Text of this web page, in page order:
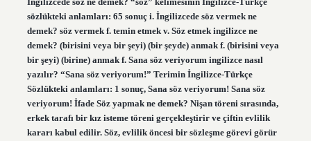
İngilizcede söz ne demek? “söz” kelimesinin İngilizce-Türkçe
sözlükteki anlamları: 65 sonuç i. İngilizcede söz vermek ne
demek? söz vermek f. temin etmek v. Söz etmek ingilizce ne
demek? (birisini veya bir şeyi) (bir şeyde) anmak f. (birisini veya
bir şeyi) (birine) anmak f. Sana söz veriyorum ingilizce nasıl
yazılır? “Sana söz veriyorum!” Terimin İngilizce-Türkçe
Sözlükteki anlamları: 1 sonuç, Sana söz veriyorum! Sana söz
veriyorum! İfade Söz yapmak ne demek? Nişan töreni sırasında,
erkek tarafı bir kız isteme töreni gerçekleştirir ve çiftin evlilik
kararı kabul edilir. Söz, evlilik öncesi bir sözleşme görevi görür